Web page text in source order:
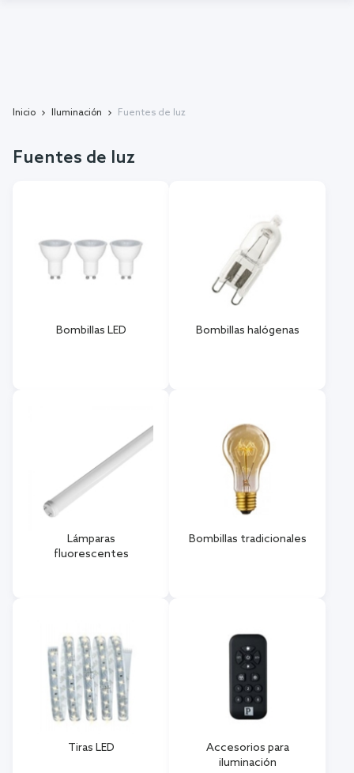
Inicio Iluminación Fuentes de luz
Fuentes de luz
Bombillas LED Bombillas halógenas
Lámparas
fluorescentes
Bombillas tradicionales
Tiras LED
Accesorios para
iluminación